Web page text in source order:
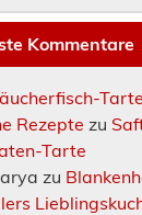
Kommentare
Rezepte zu
Tarte
zu